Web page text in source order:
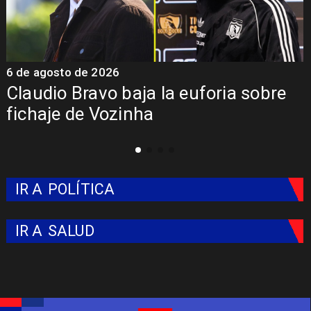
Bravo baja la euforia sobre
de Vozinha
de 2026
IR A POLÍTICA
IR A SALUD